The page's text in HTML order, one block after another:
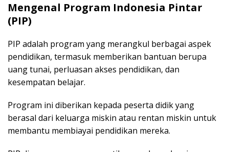
Mengenal Program Indonesia Pintar
(PIP)
PIP adalah program yang merangkul berbagai aspek
pendidikan, termasuk memberikan bantuan berupa
uang tunai, perluasan akses pendidikan, dan
kesempatan belajar.
Program ini diberikan kepada peserta didik yang
berasal dari keluarga miskin atau rentan miskin untuk
membantu membiayai pendidikan mereka.